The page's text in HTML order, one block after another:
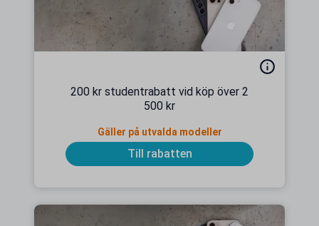
200 kr studentrabatt vid köp över 2
500 kr
Gäller på utvalda modeller
Till rabatten